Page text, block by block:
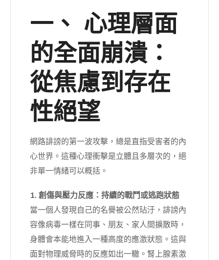
一、 心理層面
的全面崩潰：
從焦慮到存在
性絕望
網路誹謗的第一波攻擊，總是直指受害者的內
心世界。這種心理衝擊是立體且多層次的，絕
非單一情緒可以概括。
1. 創傷與壓力反應：持續的戰鬥或逃跑狀態
當一個人發現自己的名譽被公然玷汙，誹謗內
容像病毒一樣在同事、朋友、家人間擴散時，
身體會本能地進入一種高度的應激狀態。這與
面對物理威脅時的反應如出一轍。腎上腺素激